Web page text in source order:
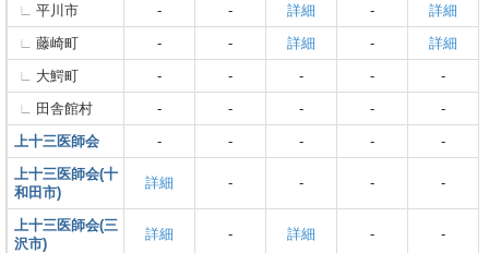
平川市
- - 詳細 -
詳細
藤崎町
- - 詳細 -
詳細
大鰐町
- - - -
-
田舎館村
- - - -
-
上十三医師会
- - - -
-
上十三医師会(十
和田市)
詳細 - - - -
上十三医師会(三
沢市)
詳細 - 詳細 - -